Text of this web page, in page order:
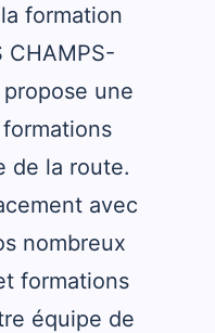
formation
CHAMPS-
propose une
de la route.
avec
nombreux
formations
équipe de